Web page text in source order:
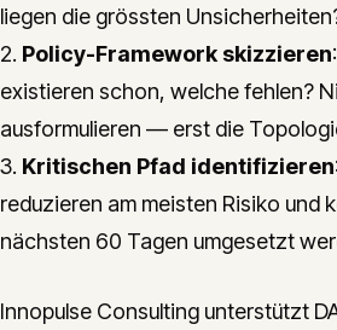
liegen die grössten
2. Policy-Framework skizzieren
existieren schon, welche fehlen?
ausformulieren — erst die
3. Kritischen Pfad identifizieren
reduzieren am meisten Risiko und
nächsten 60 Tagen umgesetzt
Innopulse Consulting unterstützt